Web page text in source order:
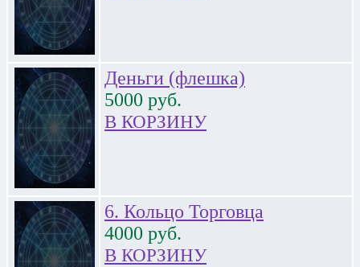
Деньги (флешка)
5000 руб.
В КОРЗИНУ
6. Кольцо Торговца
4000 руб.
В КОРЗИНУ